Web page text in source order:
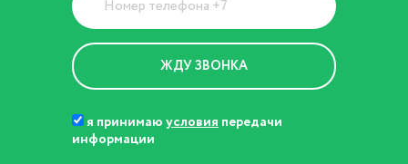
я принимаюусловияпередачи
информации